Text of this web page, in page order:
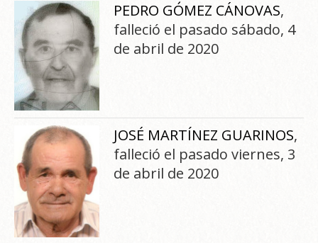
PEDRO GÓMEZ CÁNOVAS,
falleció el pasado sábado, 4
de abril de 2020
JOSÉ MARTÍNEZ GUARINOS,
falleció el pasado viernes, 3
de abril de 2020